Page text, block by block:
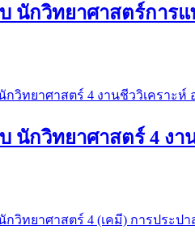
นักวิทยาศาสตร์การ
นักวิทยาศาสตร์ 4 งา